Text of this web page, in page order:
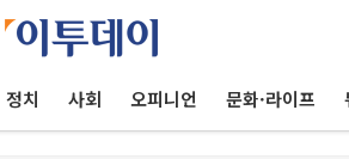
정치 사회 오피니언 문화·라이프